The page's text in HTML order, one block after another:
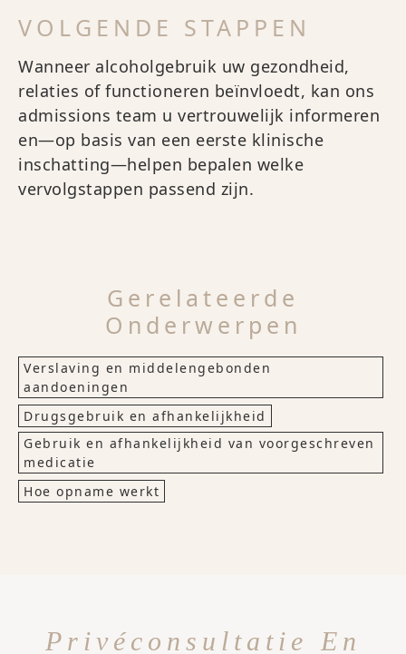
VOLGENDE STAPPEN
Wanneer alcoholgebruik uw gezondheid,
relaties of functioneren beïnvloedt, kan ons
admissions team u vertrouwelijk informeren
en—op basis van een eerste klinische
inschatting—helpen bepalen welke
vervolgstappen passend zijn.
Gerelateerde
Onderwerpen
Verslaving en middelengebonden
aandoeningen
Drugsgebruik en afhankelijkheid
Gebruik en afhankelijkheid van voorgeschreven
medicatie
Hoe opname werkt
Privéconsultatie En